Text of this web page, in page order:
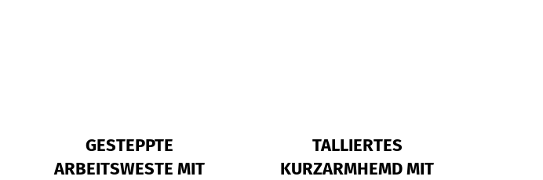
GESTEPPTE
ARBEITSWESTE MIT
TALLIERTES
KURZARMHEMD MIT